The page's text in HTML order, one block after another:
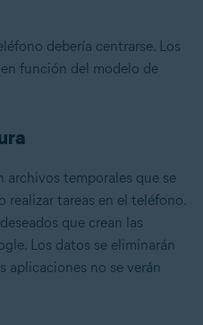
debería centrarse. Los
función del modelo de
archivos temporales que se
realizar tareas en el teléfono.
que crean las
Los datos se eliminarán
aplicaciones no se verán